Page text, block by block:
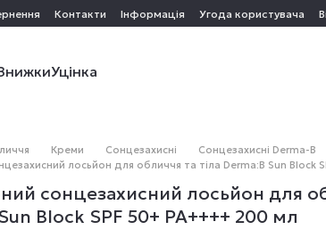
Контакти Інформація Угода користувача
Уцінка
Креми Сонцезахисні
Сонцезахисні Derma-B
лосьйон для обличчя та тіла Derma:B Sun Block
сонцезахисний лосьйон для
Block SPF 50+ PA++++ 200 мл